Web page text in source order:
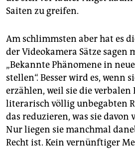
Saiten zu greifen.
Am schlimmsten aber hat es
der Videokamera Sätze sagen
„Bekannte Phänomene in
stellen“. Besser wird es, wenn
erzählen, weil sie die verbalen
literarisch völlig unbegabten
das reduzieren, was sie davon
Nur liegen sie manchmal
Recht ist. Kein vernünftiger